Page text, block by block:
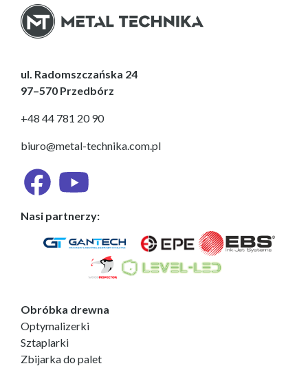
ul. Radomszczańska 24
97–570 Przedbórz
+48 44 781 20 90
biuro@metal-technika.com.pl
Nasi partnerzy:
Obróbka drewna
Optymalizerki
Sztaplarki
Zbijarka do palet